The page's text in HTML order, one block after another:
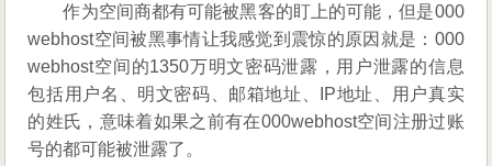
作为空间商都有可能被黑客的盯上的可能，但是000
webhost空间被黑事情让我感觉到震惊的原因就是：000
webhost空间的1350万明文密码泄露，用户泄露的信息
包括用户名、明文密码、邮箱地址、IP地址、用户真实
的姓氏，意味着如果之前有在000webhost空间注册过账
号的都可能被泄露了。